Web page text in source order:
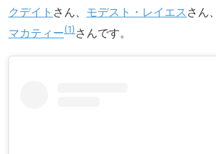
クデイト さん、 モデスト・レイエス さん、
マカティー 1 さんです。